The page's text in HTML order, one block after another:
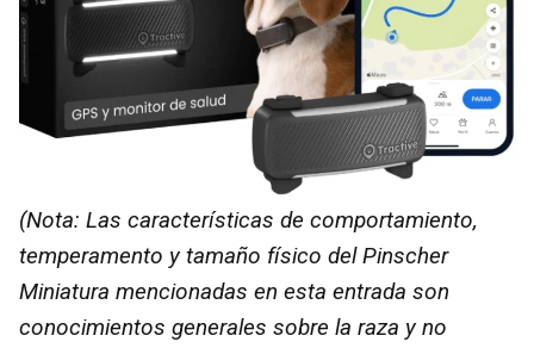
(Nota: Las características de comportamiento,
temperamento y tamaño físico del Pinscher
Miniatura mencionadas en esta entrada son
conocimientos generales sobre la raza y no